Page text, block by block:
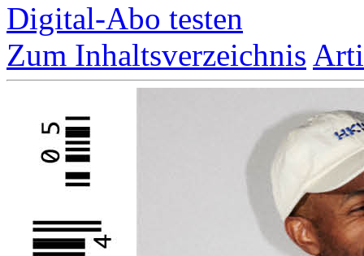
Digital-Abo testen
Zum Inhaltsverzeichnis